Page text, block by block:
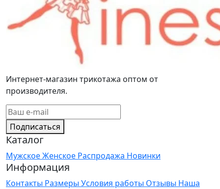
Интернет-магазин трикотажа оптом от
производителя.
Подписаться
Каталог
МужскоеЖенское Распродажа Новинки
Информация
Контакты Размеры Условия работы Отзывы Наша